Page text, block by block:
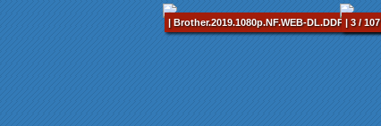
| Brother.2019.1080p.NF.WEB- | 3 /